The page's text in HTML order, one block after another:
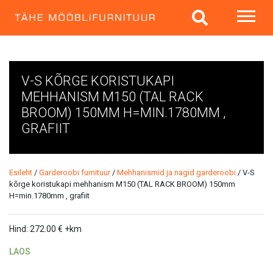
V-S KÕRGE KORISTUKAPI
MEHHANISM M150 (TAL RACK
BROOM) 150MM H=MIN.1780MM ,
GRAFIIT
Esileht / Garderoobi furnituur/ Mehhanismid ja nagid garderoobi / V-S
kõrge koristukapi mehhanism M150 (TAL RACK BROOM) 150mm
H=min.1780mm , grafiit
Hind: 272.00 € +km
LAOS